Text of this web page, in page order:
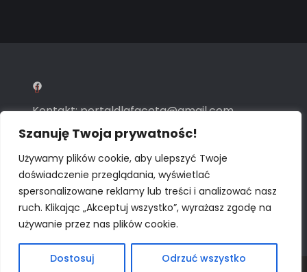
Szanuję Twoja prywatnośc!
Używamy plików cookie, aby ulepszyć Twoje
doświadczenie przeglądania, wyświetlać
spersonalizowane reklamy lub treści i analizować nasz
ruch. Klikając „Akceptuj wszystko”, wyrażasz zgodę na
używanie przez nas plików cookie.
Dostosuj Odrzuć wszystko
Facebook
Kontakt:portaldlafaceta@gmail.com
Widzisz nas dziękiAEO Marketing